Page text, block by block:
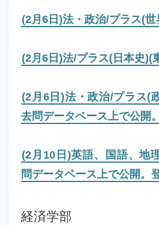
(2月6日)法・政治/プラス(
(2月6日)法/プラス(日本史)(
(2月6日)法・政治/プラス(
去問データベース上で公開
(2月10日)英語、国語、地
問データベース上で公開。
経済学部